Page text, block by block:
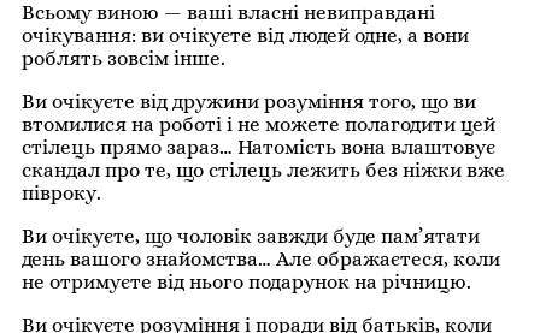
Всьому виною — ваші власні невиправдані
очікування: ви очікуєте від людей одне, а вони
роблять зовсім інше.
Ви очікуєте від дружини розуміння того, що ви
втомилися на роботі і не можете полагодити цей
стілець прямо зараз… Натомість вона влаштовує
скандал про те, що стілець лежить без ніжки вже
півроку.
Ви очікуєте, що чоловік завжди буде пам’ятати
день вашого знайомства… Але ображаєтеся, коли
не отримуєте від нього подарунок на річницю.
Ви очікуєте розуміння і поради від батьків, коли